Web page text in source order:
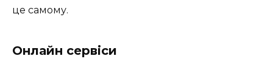
це самому.
Онлайн сервіси